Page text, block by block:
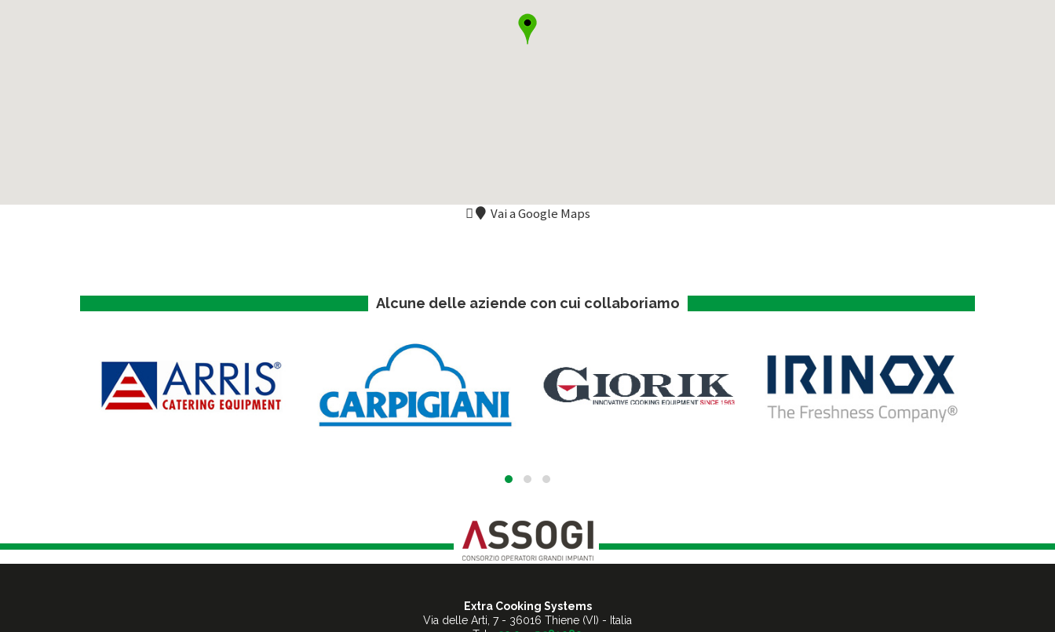
Vai a Google Maps
Alcune delle aziende con cui collaboriamo
Extra Cooking Systems
Via delle Arti, 7 - 36016 Thiene (VI) - Italia